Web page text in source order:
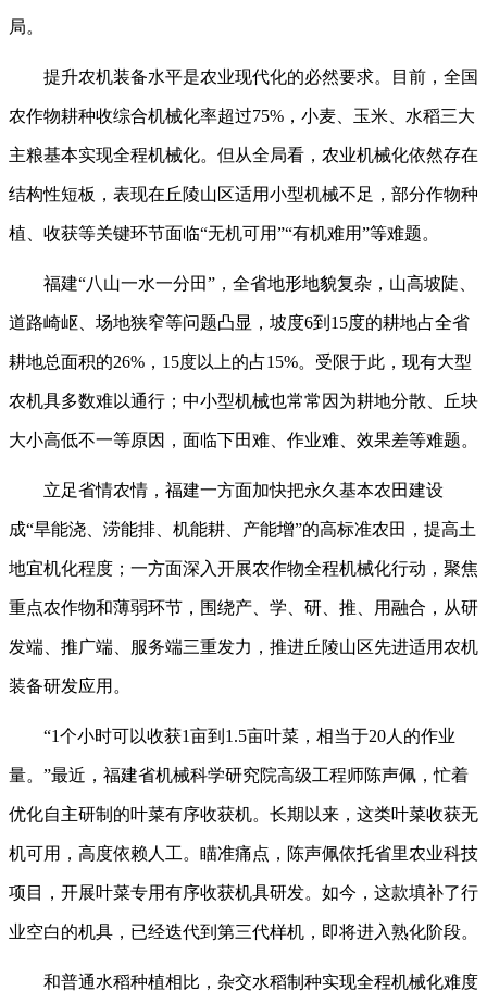
局。
提升农机装备水平是农业现代化的必然要求。目前，全国
农作物耕种收综合机械化率超过75%，小麦、玉米、水稻三大
主粮基本实现全程机械化。但从全局看，农业机械化依然存在
结构性短板，表现在丘陵山区适用小型机械不足，部分作物种
植、收获等关键环节面临“无机可用”“有机难用”等难题。
福建“八山一水一分田”，全省地形地貌复杂，山高坡陡、
道路崎岖、场地狭窄等问题凸显，坡度6到15度的耕地占全省
耕地总面积的26%，15度以上的占15%。受限于此，现有大型
农机具多数难以通行；中小型机械也常常因为耕地分散、丘块
大小高低不一等原因，面临下田难、作业难、效果差等难题。
立足省情农情，福建一方面加快把永久基本农田建设
成“旱能浇、涝能排、机能耕、产能增”的高标准农田，提高土
地宜机化程度；一方面深入开展农作物全程机械化行动，聚焦
重点农作物和薄弱环节，围绕产、学、研、推、用融合，从研
发端、推广端、服务端三重发力，推进丘陵山区先进适用农机
装备研发应用。
“1个小时可以收获1亩到1.5亩叶菜，相当于20人的作业
量。”最近，福建省机械科学研究院高级工程师陈声佩，忙着
优化自主研制的叶菜有序收获机。长期以来，这类叶菜收获无
机可用，高度依赖人工。瞄准痛点，陈声佩依托省里农业科技
项目，开展叶菜专用有序收获机具研发。如今，这款填补了行
业空白的机具，已经迭代到第三代样机，即将进入熟化阶段。
和普通水稻种植相比，杂交水稻制种实现全程机械化难度